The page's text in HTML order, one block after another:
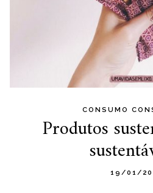
CONSUMO
Produtos
19/01/